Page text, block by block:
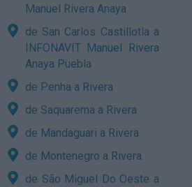
Manuel Rivera Anaya
de San Carlos Castillotla a
INFONAVIT Manuel Rivera
Anaya Puebla
de Penha a Rivera
de Saquarema a Rivera
de Mandaguari a Rivera
de Montenegro a Rivera
de São Miguel Do Oeste a